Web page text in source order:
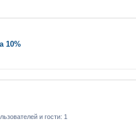
10%
и гости: 1